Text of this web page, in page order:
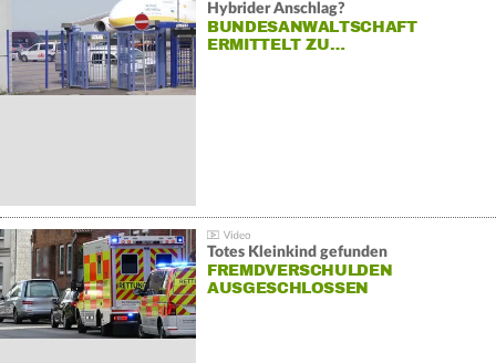
Hybrider Anschlag?
BUNDESANWALTSCHAFT
ERMITTELT ZU…
Totes Kleinkind gefunden
FREMDVERSCHULDEN
AUSGESCHLOSSEN